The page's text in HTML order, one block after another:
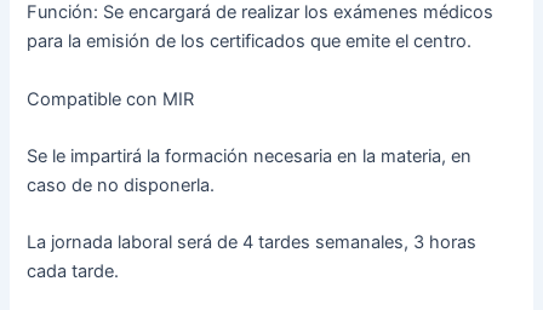
Función: Se encargará de realizar los exámenes médicos
para la emisión de los certificados que emite el centro.
Compatible con MIR
Se le impartirá la formación necesaria en la materia, en
caso de no disponerla.
La jornada laboral será de 4 tardes semanales, 3 horas
cada tarde.